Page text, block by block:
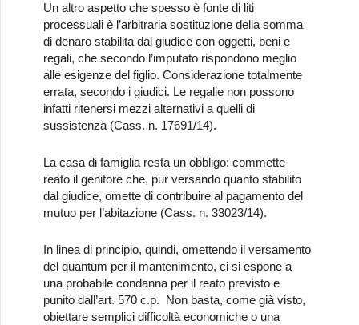
Un altro aspetto che spesso è fonte di liti
processuali è l’arbitraria sostituzione della somma
di denaro stabilita dal giudice con oggetti, beni e
regali, che secondo l’imputato rispondono meglio
alle esigenze del figlio. Considerazione totalmente
errata, secondo i giudici. Le regalie non possono
infatti ritenersi mezzi alternativi a quelli di
sussistenza (Cass. n. 17691/14).
La casa di famiglia resta un obbligo: commette
reato il genitore che, pur versando quanto stabilito
dal giudice, omette di contribuire al pagamento del
mutuo per l’abitazione (Cass. n. 33023/14).
In linea di principio, quindi, omettendo il versamento
del quantum per il mantenimento, ci si espone a
una probabile condanna per il reato previsto e
punito dall’art. 570 c.p. Non basta, come già visto,
obiettare semplici difficoltà economiche o una